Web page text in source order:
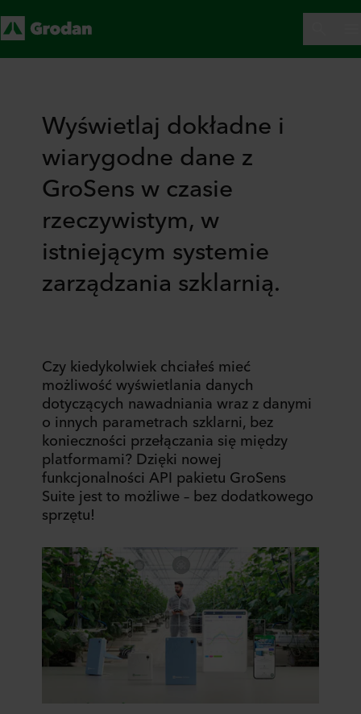
Wyświetlaj dokładne i
wiarygodne dane z
GroSens w czasie
rzeczywistym, w
istniejącym systemie
zarządzania szklarnią.
Czy kiedykolwiek chciałeś mieć
możliwość wyświetlania danych
dotyczących nawadniania wraz z danymi
o innych parametrach szklarni, bez
konieczności przełączania się między
platformami? Dzięki nowej
funkcjonalności API pakietu GroSens
Suite jest to możliwe – bez dodatkowego
sprzętu!